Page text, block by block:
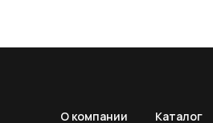
О компании Каталог